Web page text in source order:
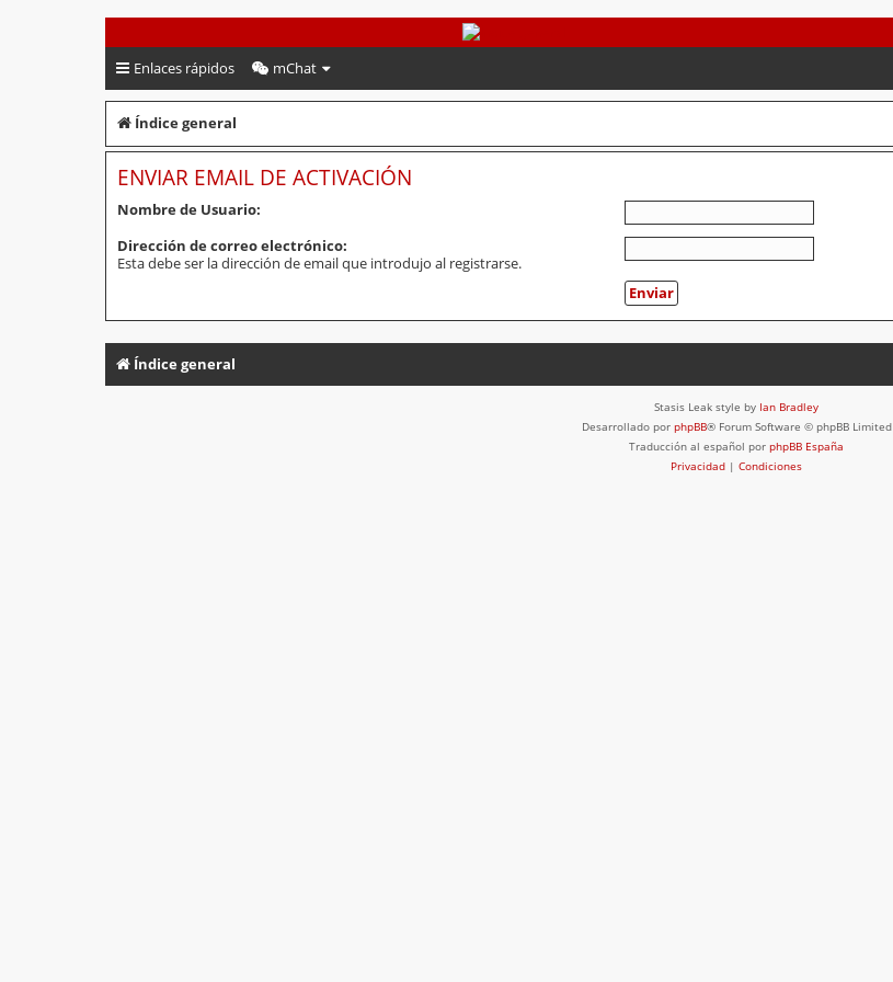
PeruVoley.com
Enlaces rápidos mChat
Índice general
ENVIAR EMAIL DE ACTIVACIÓN
Nombre de Usuario:
Dirección de correo electrónico:
Esta debe ser la dirección de email que introdujo al registrarse.
Índice general
Stasis Leak style by Ian Bradley
Desarrollado por phpBB® Forum Software © phpBB Limited
Traducción al español por phpBB España
Privacidad | Condiciones